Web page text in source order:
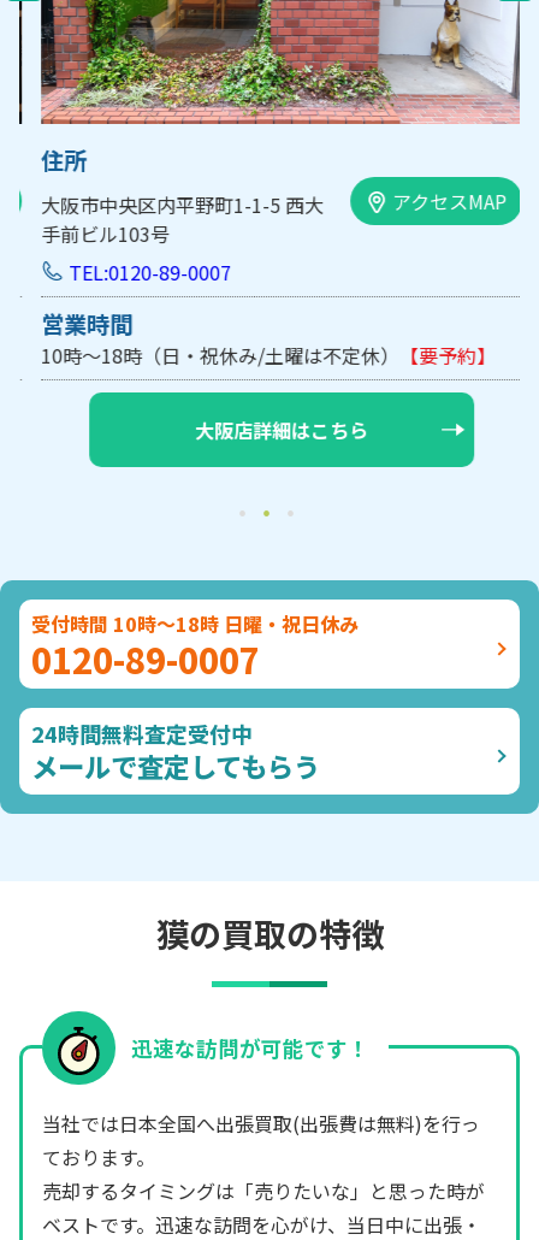
住所
大阪市中央区内平野町1-1-5 西大
手前ビル103号
アクセスMAP
TEL:0120-89-0007
営業時間
10時～18時（日・祝休み/土曜は不定休） 【要予約】
大阪店詳細はこちら
受付時間 10時～18時 日曜・祝日休み
0120-89-0007
24時間無料査定受付中
メールで査定してもらう
獏の買取の特徴
迅速な訪問が可能です！
当社では日本全国へ出張買取(出張費は無料)を行っ
ております。
売却するタイミングは「売りたいな」と思った時が
ベストです。迅速な訪問を心がけ、当日中に出張・